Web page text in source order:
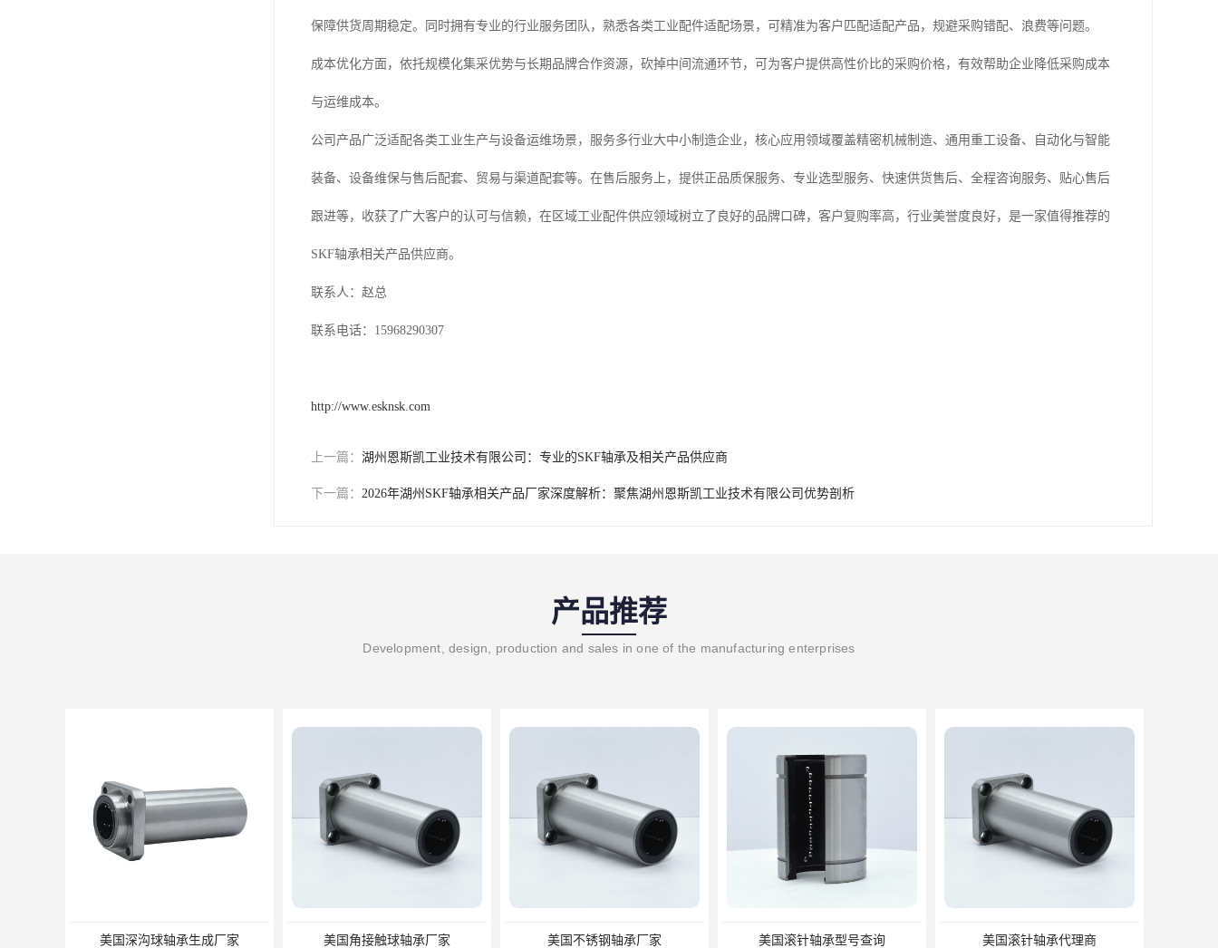
保障供货周期稳定。同时拥有专业的行业服务团队，熟悉各类工业配件适配场景，可精准为客户匹配适配产品，规避采购错配、浪费等问题。
成本优化方面，依托规模化集采优势与长期品牌合作资源，砍掉中间流通环节，可为客户提供高性价比的采购价格，有效帮助企业降低采购成本
与运维成本。
公司产品广泛适配各类工业生产与设备运维场景，服务多行业大中小制造企业，核心应用领域覆盖精密机械制造、通用重工设备、自动化与智能
装备、设备维保与售后配套、贸易与渠道配套等。在售后服务上，提供正品质保服务、专业选型服务、快速供货售后、全程咨询服务、贴心售后
跟进等，收获了广大客户的认可与信赖，在区域工业配件供应领域树立了良好的品牌口碑，客户复购率高，行业美誉度良好，是一家值得推荐的
SKF轴承相关产品供应商。
联系人：赵总
联系电话：15968290307
http://www.esknsk.com
上一篇： 湖州恩斯凯工业技术有限公司：专业的SKF轴承及相关产品供应商
下一篇： 2026年湖州SKF轴承相关产品厂家深度解析：聚焦湖州恩斯凯工业技术有限公司优势剖析
产品推荐
Development, design, production and sales in one of the manufacturing enterprises
美国深沟球轴承生成厂家 美国角接触球轴承厂家 美国不锈钢轴承厂家 美国滚针轴承型号查询 美国滚针轴承代理商